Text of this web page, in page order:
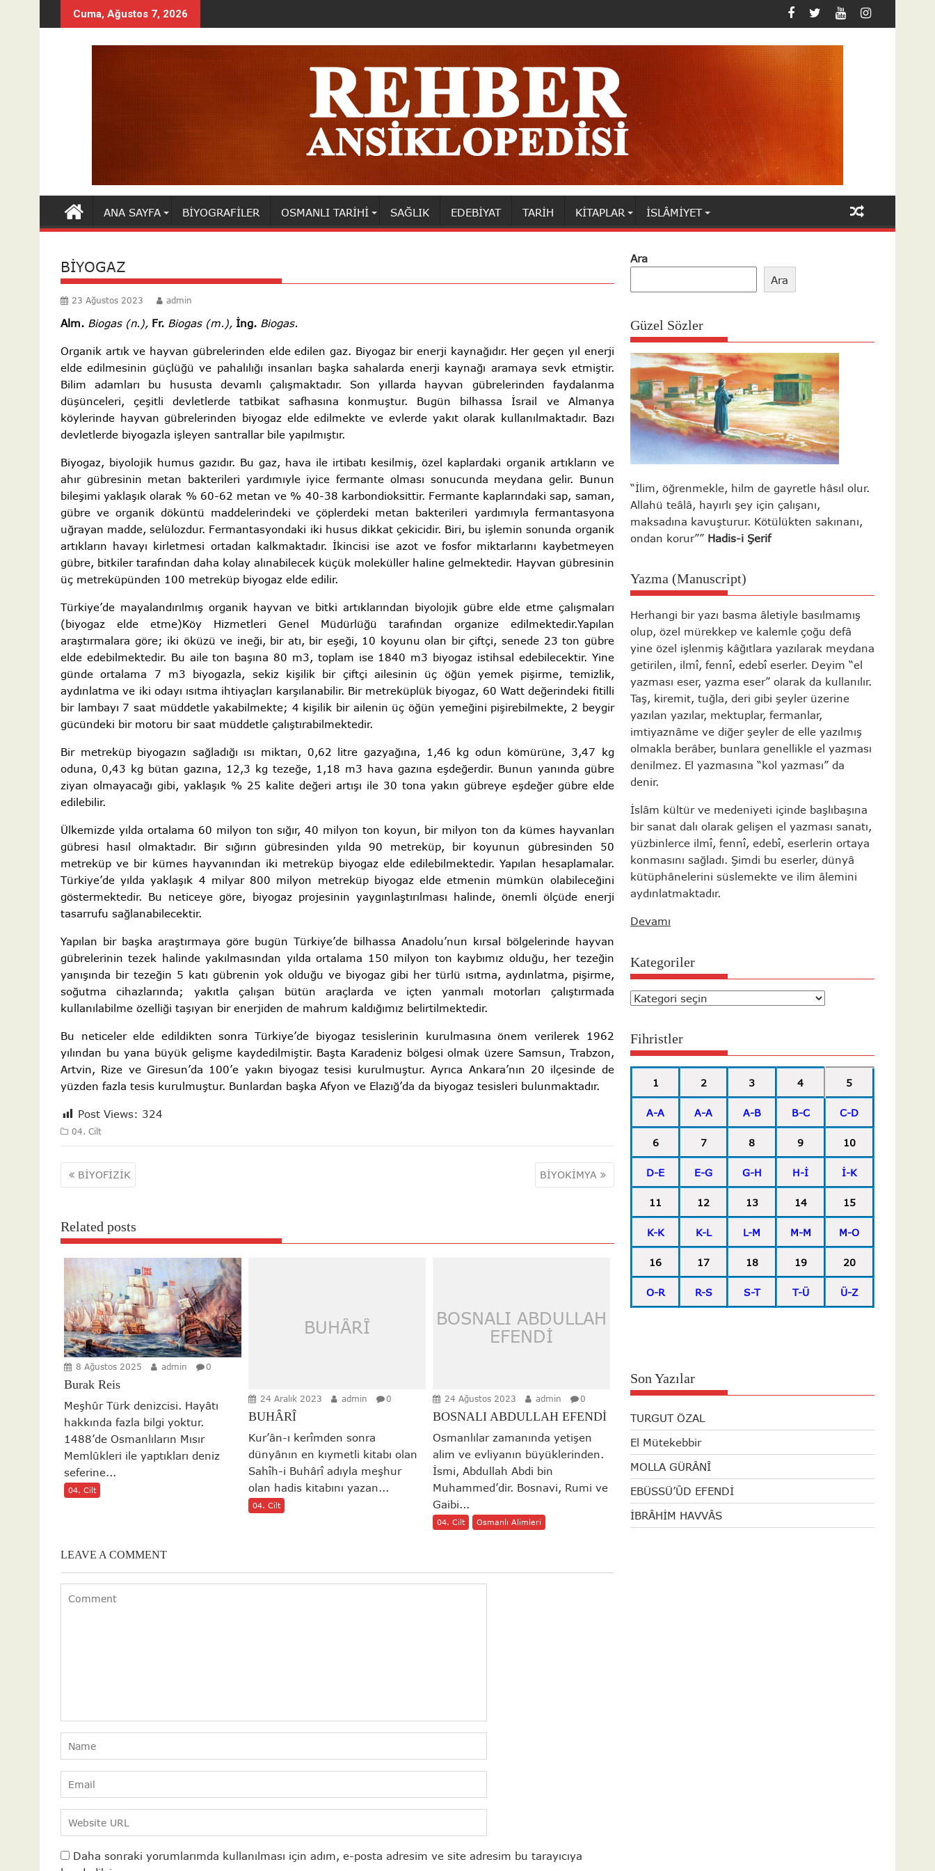
Cuma, Ağustos 7, 2026
ANA SAYFA BIYOGRAFILER OSMANLI TARIHI SAĞLIK EDEBIYAT TARIH KITAPLAR İSLÂMIYET
BİYOGAZ
23 Ağustos 2023 admin
Alm. Biogas (n.), Fr. Biogas (m.), İng. Biogas.
Organik artık ve hayvan gübrelerinden elde edilen gaz. Biyogaz bir enerji kaynağıdır. Her geçen yıl enerji
elde edilmesinin güçlüğü ve pahalılığı insanları başka sahalarda enerji kaynağı aramaya sevk etmiştir.
Bilim adamları bu hususta devamlı çalışmaktadır. Son yıllarda hayvan gübrelerinden faydalanma
düşünceleri, çeşitli devletlerde tatbikat safhasına konmuştur. Bugün bilhassa İsrail ve Almanya
köylerinde hayvan gübrelerinden biyogaz elde edilmekte ve evlerde yakıt olarak kullanılmaktadır. Bazı
devletlerde biyogazla işleyen santrallar bile yapılmıştır.
Biyogaz, biyolojik humus gazıdır. Bu gaz, hava ile irtibatı kesilmiş, özel kaplardaki organik artıkların ve
ahır gübresinin metan bakterileri yardımıyle iyice fermante olması sonucunda meydana gelir. Bunun
bileşimi yaklaşık olarak % 60-62 metan ve % 40-38 karbondioksittir. Fermante kaplarındaki sap, saman,
gübre ve organik döküntü maddelerindeki ve çöplerdeki metan bakterileri yardımıyla fermantasyona
uğrayan madde, selülozdur. Fermantasyondaki iki husus dikkat çekicidir. Biri, bu işlemin sonunda organik
artıkların havayı kirletmesi ortadan kalkmaktadır. İkincisi ise azot ve fosfor miktarlarını kaybetmeyen
gübre, bitkiler tarafından daha kolay alınabilecek küçük moleküller haline gelmektedir. Hayvan gübresinin
üç metreküpünden 100 metreküp biyogaz elde edilir.
Türkiye’de mayalandırılmış organik hayvan ve bitki artıklarından biyolojik gübre elde etme çalışmaları
(biyogaz elde etme)Köy Hizmetleri Genel Müdürlüğü tarafından organize edilmektedir.Yapılan
araştırmalara göre; iki öküzü ve ineği, bir atı, bir eşeği, 10 koyunu olan bir çiftçi, senede 23 ton gübre
elde edebilmektedir. Bu aile ton başına 80 m3, toplam ise 1840 m3 biyogaz istihsal edebilecektir. Yine
günde ortalama 7 m3 biyogazla, sekiz kişilik bir çiftçi ailesinin üç öğün yemek pişirme, temizlik,
aydınlatma ve iki odayı ısıtma ihtiyaçları karşılanabilir. Bir metreküplük biyogaz, 60 Watt değerindeki fitilli
bir lambayı 7 saat müddetle yakabilmekte; 4 kişilik bir ailenin üç öğün yemeğini pişirebilmekte, 2 beygir
gücündeki bir motoru bir saat müddetle çalıştırabilmektedir.
Bir metreküp biyogazın sağladığı ısı miktarı, 0,62 litre gazyağına, 1,46 kg odun kömürüne, 3,47 kg
oduna, 0,43 kg bütan gazına, 12,3 kg tezeğe, 1,18 m3 hava gazına eşdeğerdir. Bunun yanında gübre
ziyan olmayacağı gibi, yaklaşık % 25 kalite değeri artışı ile 30 tona yakın gübreye eşdeğer gübre elde
edilebilir.
Ülkemizde yılda ortalama 60 milyon ton sığır, 40 milyon ton koyun, bir milyon ton da kümes hayvanları
gübresi hasıl olmaktadır. Bir sığırın gübresinden yılda 90 metreküp, bir koyunun gübresinden 50
metreküp ve bir kümes hayvanından iki metreküp biyogaz elde edilebilmektedir. Yapılan hesaplamalar.
Türkiye’de yılda yaklaşık 4 milyar 800 milyon metreküp biyogaz elde etmenin mümkün olabileceğini
göstermektedir. Bu neticeye göre, biyogaz projesinin yaygınlaştırılması halinde, önemli ölçüde enerji
tasarrufu sağlanabilecektir.
Yapılan bir başka araştırmaya göre bugün Türkiye’de bilhassa Anadolu’nun kırsal bölgelerinde hayvan
gübrelerinin tezek halinde yakılmasından yılda ortalama 150 milyon ton kaybımız olduğu, her tezeğin
yanışında bir tezeğin 5 katı gübrenin yok olduğu ve biyogaz gibi her türlü ısıtma, aydınlatma, pişirme,
soğutma cihazlarında; yakıtla çalışan bütün araçlarda ve içten yanmalı motorları çalıştırmada
kullanılabilme özelliği taşıyan bir enerjiden de mahrum kaldığımız belirtilmektedir.
Bu neticeler elde edildikten sonra Türkiye’de biyogaz tesislerinin kurulmasına önem verilerek 1962
yılından bu yana büyük gelişme kaydedilmiştir. Başta Karadeniz bölgesi olmak üzere Samsun, Trabzon,
Artvin, Rize ve Giresun’da 100’e yakın biyogaz tesisi kurulmuştur. Ayrıca Ankara’nın 20 ilçesinde de
yüzden fazla tesis kurulmuştur. Bunlardan başka Afyon ve Elazığ’da da biyogaz tesisleri bulunmaktadır.
Post Views: 324
04. Cilt
Yazı
gezinmesi
BİYOFİZİK BİYOKİMYA
Related posts
8 Ağustos 2025 admin 0
Burak Reis
Meşhûr Türk denizcisi. Hayâtı
hakkında fazla bilgi yoktur.
1488’de Osmanlıların Mısır
Memlûkleri ile yaptıkları deniz
seferine...
04. Cilt
BUHÂRÎ
24 Aralık 2023 admin 0
BUHÂRÎ
Kur’ân-ı kerîmden sonra
dünyânın en kıymetli kitabı olan
Sahîh-i Buhârî adıyla meşhur
olan hadis kitabını yazan...
04. Cilt
BOSNALI ABDULLAH
EFENDİ
24 Ağustos 2023 admin 0
BOSNALI ABDULLAH EFENDİ
Osmanlılar zamanında yetişen
alim ve evliyanın büyüklerinden.
İsmi, Abdullah Abdi bin
Muhammed’dir. Bosnavi, Rumi ve
Gaibi...
04. Cilt Osmanlı Alimleri
LEAVE A COMMENT
Daha sonraki yorumlarımda kullanılması için adım, e-posta adresim ve site adresim bu tarayıcıya
Ara
Ara
Güzel Sözler
“İlim, öğrenmekle, hilm de gayretle hâsıl olur.
Allahü teâlâ, hayırlı şey için çalışanı,
maksadına kavuşturur. Kötülükten sakınanı,
ondan korur”” Hadis-i Şerif
Yazma (Manuscript)
Herhangi bir yazı basma âletiyle basılmamış
olup, özel mürekkep ve kalemle çoğu defâ
yine özel işlenmiş kâğıtlara yazılarak meydana
getirilen, ilmî, fennî, edebî eserler. Deyim “el
yazması eser, yazma eser” olarak da kullanılır.
Taş, kiremit, tuğla, deri gibi şeyler üzerine
yazılan yazılar, mektuplar, fermanlar,
imtiyaznâme ve diğer şeyler de elle yazılmış
olmakla berâber, bunlara genellikle el yazması
denilmez. El yazmasına “kol yazması” da
denir.
İslâm kültür ve medeniyeti içinde başlıbaşına
bir sanat dalı olarak gelişen el yazması sanatı,
yüzbinlerce ilmî, fennî, edebî, eserlerin ortaya
konmasını sağladı. Şimdi bu eserler, dünyâ
kütüphânelerini süslemekte ve ilim âlemini
aydınlatmaktadır.
Devamı
Kategoriler
Kategoriler
Fihristler
1 2 3 4 5
A-A A-A A-B B-C C-D
6 7 8 9 10
D-E E-G G-H H-İ İ-K
11 12 13 14 15
K-K K-L L-M M-M M-O
16 17 18 19 20
O-R R-S S-T T-Ü Ü-Z
Son Yazılar
TURGUT ÖZAL
El Mütekebbir
MOLLA GÜRÂNÎ
EBÜSSÜ’ÛD EFENDİ
İBRÂHİM HAVVÂS